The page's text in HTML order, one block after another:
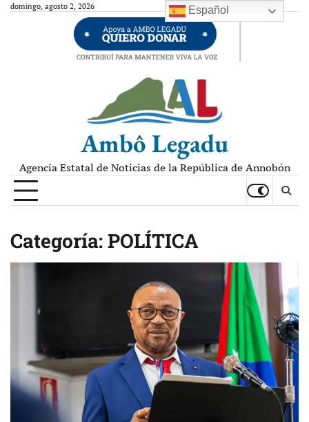
Skipdomingo, agosto 2, 2026
Ambô Legadu
Agencia Estatal de Noticias de la República de Annobón
Categoría:POLÍTICA
Español